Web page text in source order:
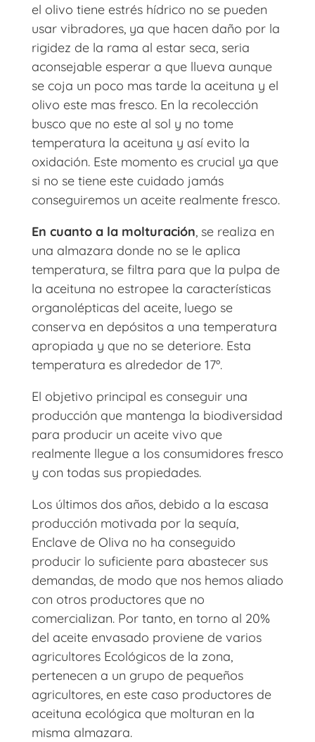
el olivo tiene estrés hídrico no se pueden
usar vibradores, ya que hacen daño por la
rigidez de la rama al estar seca, seria
aconsejable esperar a que llueva aunque
se coja un poco mas tarde la aceituna y el
olivo este mas fresco. En la recolección
busco que no este al sol y no tome
temperatura la aceituna y así evito la
oxidación. Este momento es crucial ya que
si no se tiene este cuidado jamás
conseguiremos un aceite realmente fresco.
En cuanto a la molturación, se realiza en
una almazara donde no se le aplica
temperatura, se filtra para que la pulpa de
la aceituna no estropee la características
organolépticas del aceite, luego se
conserva en depósitos a una temperatura
apropiada y que no se deteriore. Esta
temperatura es alrededor de 17º.
El objetivo principal es conseguir una
producción que mantenga la biodiversidad
para producir un aceite vivo que
realmente llegue a los consumidores fresco
y con todas sus propiedades.
Los últimos dos años, debido a la escasa
producción motivada por la sequía,
Enclave de Oliva no ha conseguido
producir lo suficiente para abastecer sus
demandas, de modo que nos hemos aliado
con otros productores que no
comercializan. Por tanto, en torno al 20%
del aceite envasado proviene de varios
agricultores Ecológicos de la zona,
pertenecen a un grupo de pequeños
agricultores, en este caso productores de
aceituna ecológica que molturan en la
misma almazara.